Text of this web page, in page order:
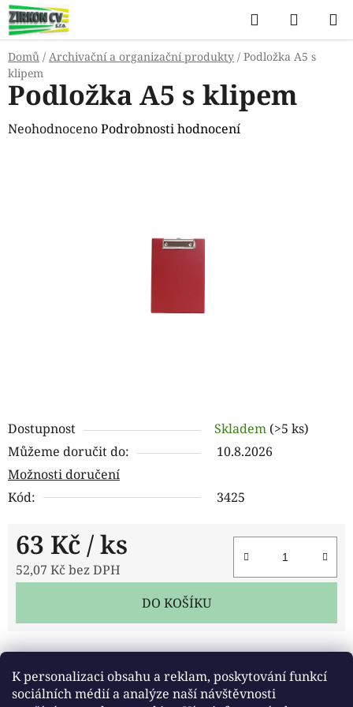
K personalizaci obsahu a reklam, poskytování funkcí
sociálních médií a analýze naší návštěvnosti
Přejít
na
obsah
Hledat
KOŠÍK
Domů / Archivační a organizační produkty / Podložka A5 s
klipem
Dostupnost Skladem (>5 ks)
Můžeme doručit do:
10.8.2026
Možnosti doručení
Kód:
3425
63 Kč / ks
52,07 Kč bez DPH
DO KOŠÍKU
Podložka A5 s klipem
Průměrné
NeohodnocenoPodrobnosti hodnocení